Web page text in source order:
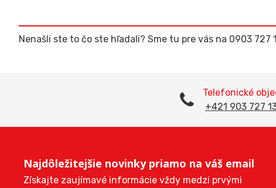
Nenašli ste to čo ste hľadali? Sme tu pre vás na 0903
Telefonické
+421 903 727
Najdôležitejšie novinky priamo na váš email
Získajte zaujímavé informácie vždy medzi prvými